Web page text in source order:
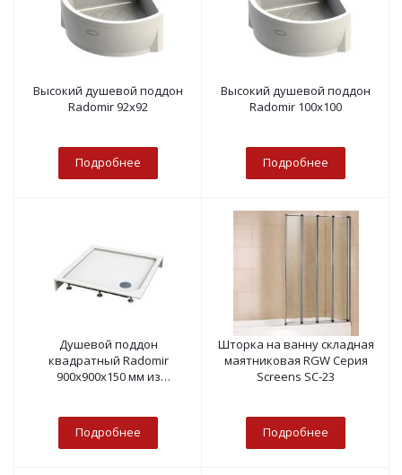
Высокий душевой поддон
Radomir 92х92
Подробнее
Высокий душевой поддон
Radomir 100х100
Подробнее
Душевой поддон
квадратный Radomir
900х900х150 мм из
Подробнее
Шторка на ванну складная
маятниковая RGW Серия
Screens SC-23
Подробнее